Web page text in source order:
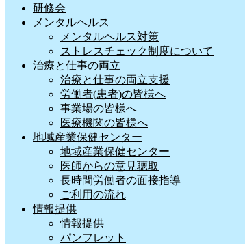
研修会
メンタルヘルス
メンタルヘルス対策
ストレスチェック制度について
治療と仕事の両立
治療と仕事の両立支援
労働者(患者)の皆様へ
事業場の皆様へ
医療機関の皆様へ
地域産業保健センター
地域産業保健センター
医師からの意見聴取
長時間労働者の面接指導
ご利用の流れ
情報提供
情報提供
パンフレット